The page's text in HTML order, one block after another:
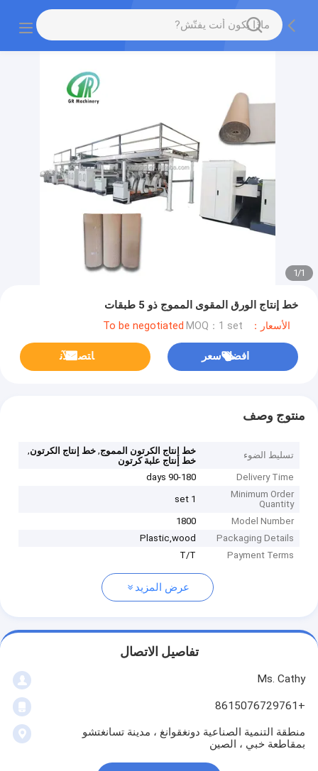
1
/
1
خط إنتاج الورق المقوى المموج ذو 5 طبقات
الأسعار：To be negotiated MOQ：1 set
افضل سعر ﺎﺘﺼﻟ ﺍﻶﻧ
منتوج وصف
تسليط الضوء خط إنتاج الكرتون المموج,خط إنتاج الكرتون,
خط إنتاج علبة كرتون
Delivery Time
90-180 days
Minimum Order
Quantity
1 set
Model Number
1800
Packaging Details
Plastic,wood
Payment Terms
T/T
عرض المزيد
تفاصيل الاتصال
Ms. Cathy
+8615076729761
منطقة التنمية الصناعية دونغقوانغ ، مدينة تسانغتشو
بمقاطعة خبي ، الصين